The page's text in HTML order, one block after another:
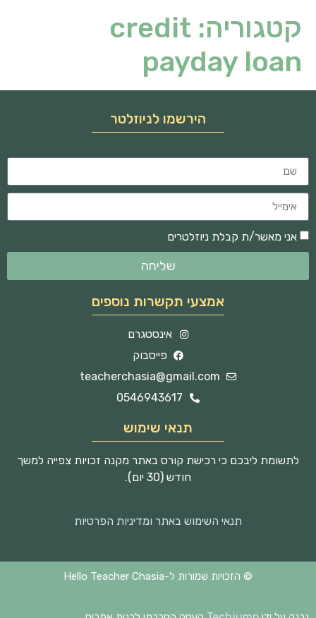
קטגוריה: credit
payday loan
הירשמו לניוזלטר
אני מאשר/ת קבלת ניוזלטרים
שליחה
אמצעי תקשרות נוספים
אינסטגרם
פייסבוק
teacherchasia@gmail.com
0546943617
תנאי שימוש
לתשומת ליבכם כי רכישת קורס באתר מקנה זכויות צפייה למשך
חודש (30 יום).
תנאי השימוש באתר ומדיניות הפרטיות
© הזכויות שמורות ל-Hello Teacher Chasia